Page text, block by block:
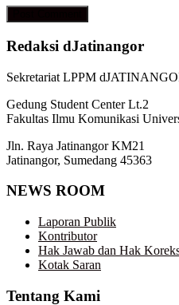
Redaksi dJatinangor
Sekretariat LPPM
Gedung Student Center Lt.2
Fakultas Ilmu Komunikasi
Jln. Raya Jatinangor KM21
Jatinangor, Sumedang 45363
NEWS ROOM
Laporan Publik
Kontributor
Hak Jawab dan Hak
Kotak Saran
Tentang Kami